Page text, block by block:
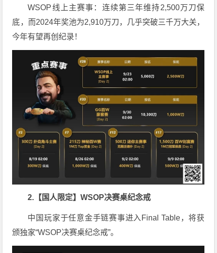
WSOP线上主赛事：连续第三年维持2,500万刀保
底，而2024年奖池为2,910万刀，几乎突破三千万大关，
今年有望再创纪录！
2.【国人限定】WSOP决赛桌纪念戒
中国玩家于任意金手链赛事进入Final Table，将获
颁独家“WSOP决赛桌纪念戒”。